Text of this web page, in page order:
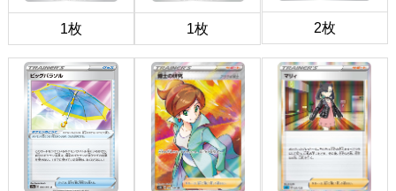
1枚 1枚 2枚